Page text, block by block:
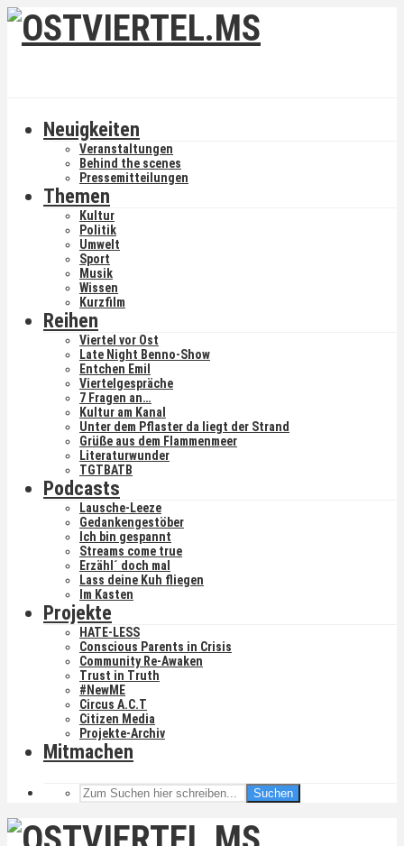
Neuigkeiten
Veranstaltungen
Behind the scenes
Pressemitteilungen
Themen
Kultur
Politik
Umwelt
Sport
Musik
Wissen
Kurzfilm
Reihen
Viertel vor Ost
Late Night Benno-Show
Entchen Emil
Viertelgespräche
7 Fragen an…
Kultur am Kanal
Unter dem Pflaster da liegt der Strand
Grüße aus dem Flammenmeer
Literaturwunder
TGTBATB
Podcasts
Lausche-Leeze
Gedankengestöber
Ich bin gespannt
Streams come true
Erzähl´ doch mal
Lass deine Kuh fliegen
Im Kasten
Projekte
HATE-LESS
Conscious Parents in Crisis
Community Re-Awaken
Trust in Truth
#NewME
Circus A.C.T
Citizen Media
Projekte-Archiv
Mitmachen
Suchen